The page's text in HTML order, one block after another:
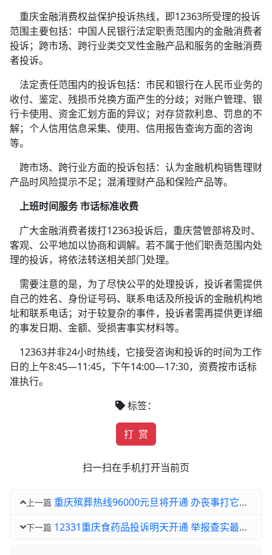
重庆金融消费权益保护投诉热线，即12363所受理的投诉
范围主要包括：中国人民银行法定职责范围内的金融消费者
投诉；跨市场、跨行业类交叉性金融产品和服务的金融消费
者投诉。
法定责任范围内的投诉包括：市民和银行在人民币业务的
收付、鉴定、残损币兑换方面产生的分歧；对账户管理、银
行卡使用、资金汇划方面的异议；对存贷款利息、罚息的不
解；个人信用信息采集、使用、信用报告查询方面的咨询
等。
跨市场、跨行业方面的投诉包括：认为金融机构销售理财
产品时风险提示不足；混淆理财产品和保险产品等。
上班时间服务 市话标准收费
广大金融消费者拨打12363投诉后，重庆营管部将及时、
客观、公平地加以协商和调解。若不属于他们职责范围内处
理的投诉，将依法转送相关部门处理。
需要注意的是，为了尽快公平的处理投诉，投诉者需提供
自己的姓名、身份证号码、联系电话及所投诉的金融机构地
址和联系电话；对于较复杂的事件，投诉者需再提供更详细
的事发日期、金额、受损害事实材料等。
12363并非24小时热线，它接受咨询和投诉的时间为工作
日的上午8:45—11:45，下午14:00—17:30，资费按市话标
准执行。
标签：
打 赏
扫一扫在手机打开当前页
上一篇 重庆殡葬热线96000元旦将开通 办丧事打它不花冤枉钱
下一篇 12331重庆食药品投诉明天开通 举报查实最高奖10万